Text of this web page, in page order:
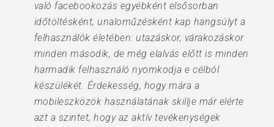
való facebookozás egyébként elsősorban
időtöltésként, unaloműzésként kap hangsúlyt a
felhasználók életében: utazáskor, várakozáskor
minden második, de még elalvás előtt is minden
harmadik felhasználó nyomkodja e célból
készülékét. Érdekesség, hogy mára a
mobileszközök használatának skillje már elérte
azt a szintet, hogy az aktív tevékenységek